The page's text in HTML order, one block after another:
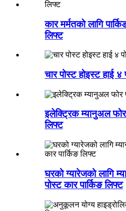
कार मर्मतको लागि
लिफ्ट
चार पोस्ट होइस्ट हाई
इलेक्ट्रिक म्यानुअल फोर
लिफ्ट
घरको ग्यारेजको लागि
पोस्ट कार पार्किङ लिफ्ट